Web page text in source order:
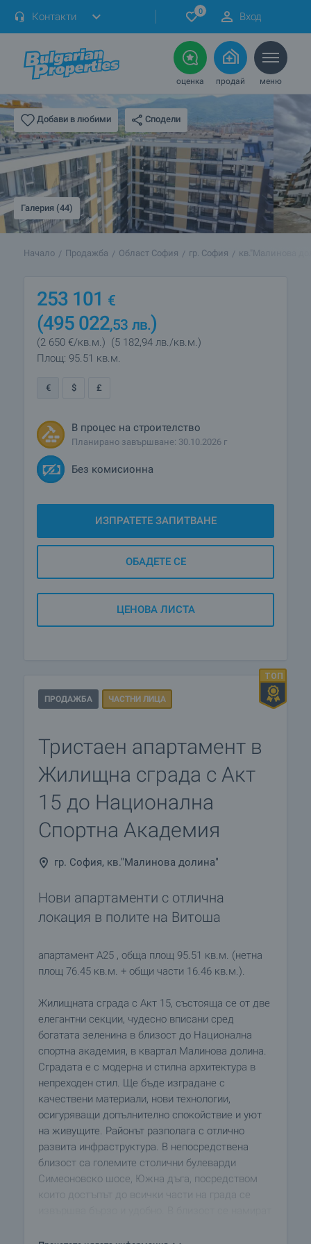
Контакти 0 Вход
оценка продай меню
Добави в любими Сподели
Галерия (44)
Начало Продажба Област София гр. София кв."Малинова
253 101 €
(495 022,53 лв.)
(2 650 €/кв.м.) (5 182,94 лв./кв.м.)
Площ: 95.51 кв.м.
€ $ £
В процес на строителство
Планирано завършване: 30.10.2026 г
Без комисионна
ИЗПРАТЕТЕ ЗАПИТВАНЕ
ОБАДЕТЕ СЕ
ЦЕНОВА ЛИСТА
ПРОДАЖБА ЧАСТНИ ЛИЦА
Тристаен апартамент в
Жилищна сграда с Акт
15 до Национална
Спортна Академия
гр. София, кв."Малинова долина"
Нови апартаменти с отлична
локация в полите на Витоша
апартамент A25 , обща площ 95.51 кв.м. (нетна
площ 76.45 кв.м. + общи части 16.46 кв.м.).
Жилищната сграда с Акт 15, състояща се от две
елегантни секции, чудесно вписани сред
богатата зеленина в близост до Национална
спортна академия, в квартал Малинова долина.
Сградата е с модерна и стилна архитектура в
непреходен стил. Ще бъде изградане с
качествени материали, нови технологии,
осигуряващи допълнително спокойствие и уют
на живущите. Районът разполага с отлично
развита инфраструктура. В непосредствена
близост са големите столични булеварди
Симеоновско шосе, Южна дъга, посредством
които достъпът до всички части на града се